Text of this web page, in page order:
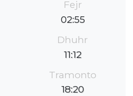
Fejr
02:55
Dhuhr
11:12
Tramonto
18:20